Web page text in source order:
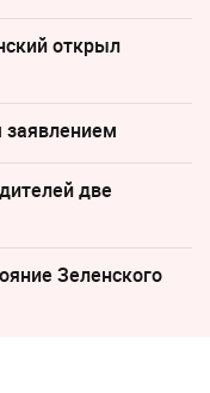
открыл
две
Зеленского